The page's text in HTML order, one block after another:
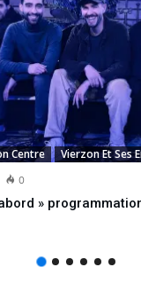
Centre Vierzon Et Ses
0
»